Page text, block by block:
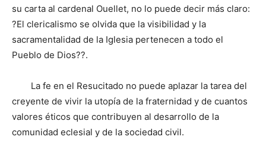
su carta al cardenal Ouellet, no lo puede decir más claro:
?El clericalismo se olvida que la visibilidad y la
sacramentalidad de la Iglesia pertenecen a todo el
Pueblo de Dios??.
La fe en el Resucitado no puede aplazar la tarea del
creyente de vivir la utopía de la fraternidad y de cuantos
valores éticos que contribuyen al desarrollo de la
comunidad eclesial y de la sociedad civil.